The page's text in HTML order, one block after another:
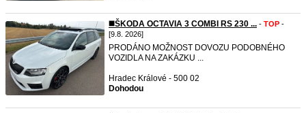
◼️ŠKODA OCTAVIA 3 COMBI RS 230 ... - TOP -
[9.8. 2026]
PRODÁNO MOŽNOST DOVOZU PODOBNÉHO
VOZIDLA NA ZAKÁZKU ...
Hradec Králové - 500 02
Dohodou